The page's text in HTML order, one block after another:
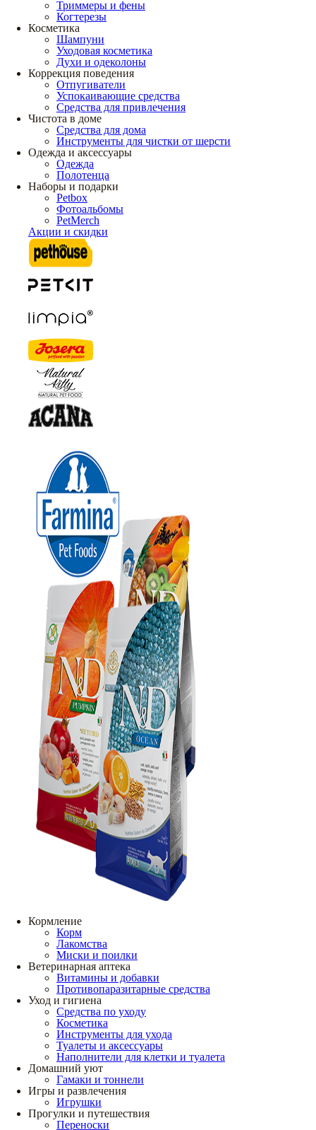
Триммеры и фены
Когтерезы
Косметика
Шампуни
Уходовая косметика
Духи и одеколоны
Коррекция поведения
Отпугиватели
Успокаивающие средства
Средства для привлечения
Чистота в доме
Средства для дома
Инструменты для чистки от шерсти
Одежда и аксессуары
Одежда
Полотенца
Наборы и подарки
Petbox
Фотоальбомы
PetMerch
Акции и скидки
Кормление
Корм
Лакомства
Миски и поилки
Ветеринарная аптека
Витамины и добавки
Противопаразитарные средства
Уход и гигиена
Средства по уходу
Косметика
Инструменты для ухода
Туалеты и аксессуары
Наполнители для клетки и туалета
Домашний уют
Гамаки и тоннели
Игры и развлечения
Игрушки
Прогулки и путешествия
Переноски